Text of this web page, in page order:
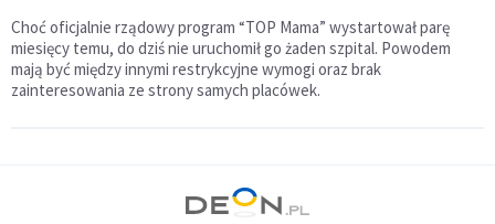
Choć oficjalnie rządowy program “TOP Mama” wystartował parę
miesięcy temu, do dziś nie uruchomił go żaden szpital. Powodem
mają być między innymi restrykcyjne wymogi oraz brak
zainteresowania ze strony samych placówek.